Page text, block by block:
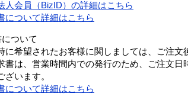
人会員（BizID）の詳細はこちら
について詳細はこちら
ついて
に希望されたお客様に関しましては、ご注文
書は、営業時間内での発行のため、ご注文
ざいます。
について詳細はこちら